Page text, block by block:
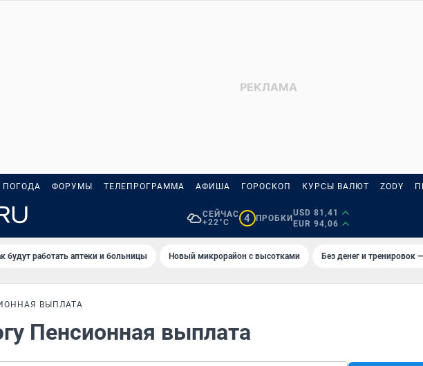
ПОГОДА ФОРУМЫ ТЕЛЕПРОГРАММА АФИША ГОРОСКОП КУРСЫ ВАЛЮТ ZODY
СЕЙЧАС
+22°C
4 ПРОБКИ
USD 81,41
EUR 94,06
будут работать аптеки и больницы Новый микрорайон с высотками Без денег и тренировок
ВЫПЛАТА
Пенсионная выплата